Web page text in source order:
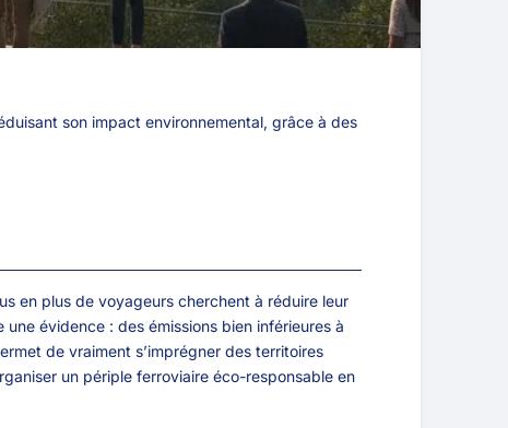
son impact environnemental, grâce à des
en plus de voyageurs cherchent à réduire leur
évidence : des émissions bien inférieures à
de vraiment s’imprégner des territoires
un périple ferroviaire éco-responsable en